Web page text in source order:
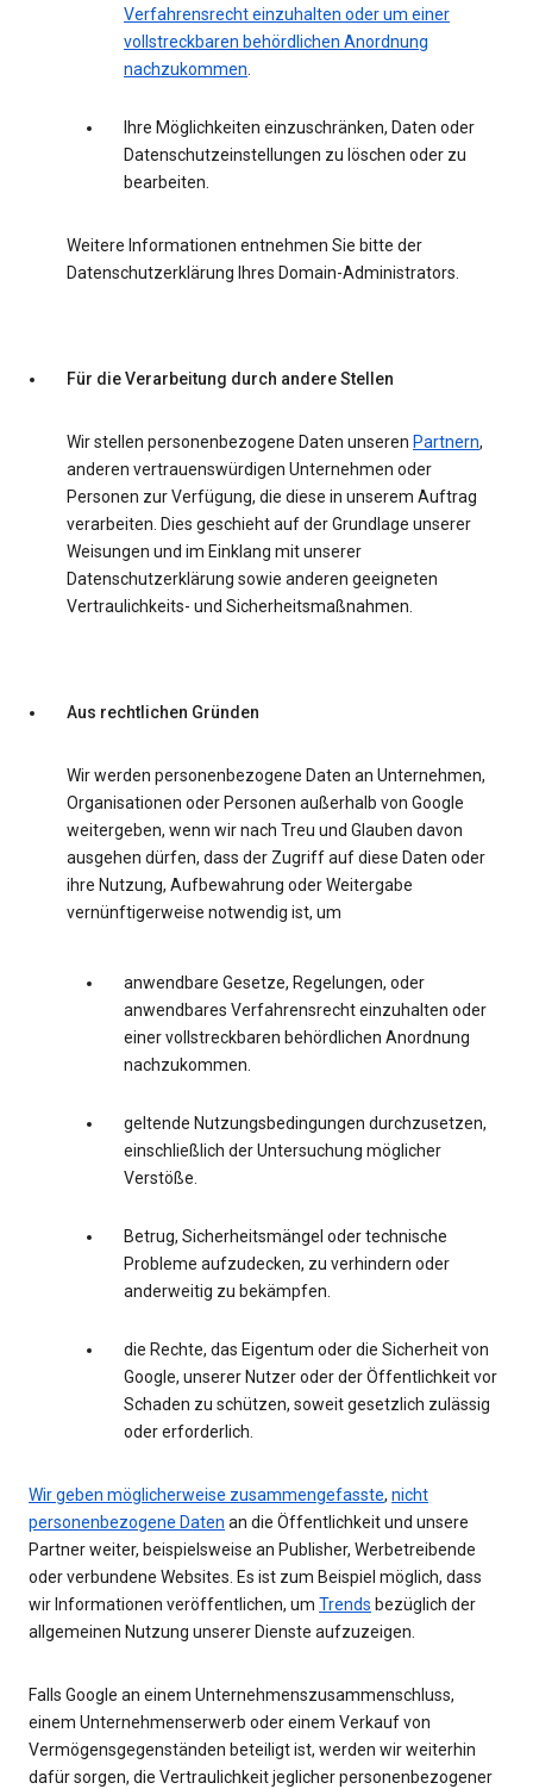
Verfahrensrecht einzuhalten oder um einer
vollstreckbaren behördlichen Anordnung
nachzukommen.
Ihre Möglichkeiten einzuschränken, Daten oder
Datenschutzeinstellungen zu löschen oder zu
bearbeiten.
Weitere Informationen entnehmen Sie bitte der
Datenschutzerklärung Ihres Domain-Administrators.
Für die Verarbeitung durch andere Stellen
Wir stellen personenbezogene Daten unseren Partnern,
anderen vertrauenswürdigen Unternehmen oder
Personen zur Verfügung, die diese in unserem Auftrag
verarbeiten. Dies geschieht auf der Grundlage unserer
Weisungen und im Einklang mit unserer
Datenschutzerklärung sowie anderen geeigneten
Vertraulichkeits- und Sicherheitsmaßnahmen.
Aus rechtlichen Gründen
Wir werden personenbezogene Daten an Unternehmen,
Organisationen oder Personen außerhalb von Google
weitergeben, wenn wir nach Treu und Glauben davon
ausgehen dürfen, dass der Zugriff auf diese Daten oder
ihre Nutzung, Aufbewahrung oder Weitergabe
vernünftigerweise notwendig ist, um
anwendbare Gesetze, Regelungen, oder
anwendbares Verfahrensrecht einzuhalten oder
einer vollstreckbaren behördlichen Anordnung
nachzukommen.
geltende Nutzungsbedingungen durchzusetzen,
einschließlich der Untersuchung möglicher
Verstöße.
Betrug, Sicherheitsmängel oder technische
Probleme aufzudecken, zu verhindern oder
anderweitig zu bekämpfen.
die Rechte, das Eigentum oder die Sicherheit von
Google, unserer Nutzer oder der Öffentlichkeit vor
Schaden zu schützen, soweit gesetzlich zulässig
oder erforderlich.
Wir geben möglicherweise zusammengefasste, nicht
personenbezogene Daten an die Öffentlichkeit und unsere
Partner weiter, beispielsweise an Publisher, Werbetreibende
oder verbundene Websites. Es ist zum Beispiel möglich, dass
wir Informationen veröffentlichen, um Trends bezüglich der
allgemeinen Nutzung unserer Dienste aufzuzeigen.
Falls Google an einem Unternehmenszusammenschluss,
einem Unternehmenserwerb oder einem Verkauf von
Vermögensgegenständen beteiligt ist, werden wir weiterhin
dafür sorgen, die Vertraulichkeit jeglicher personenbezogener